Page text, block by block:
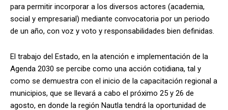
para permitir incorporar a los diversos actores (academia,
social y empresarial) mediante convocatoria por un periodo
de un año, con voz y voto y responsabilidades bien definidas.
El trabajo del Estado, en la atención e implementación de la
Agenda 2030 se percibe como una acción cotidiana, tal y
como se demuestra con el inicio de la capacitación regional a
municipios, que se llevará a cabo el próximo 25 y 26 de
agosto, en donde la región Nautla tendrá la oportunidad de